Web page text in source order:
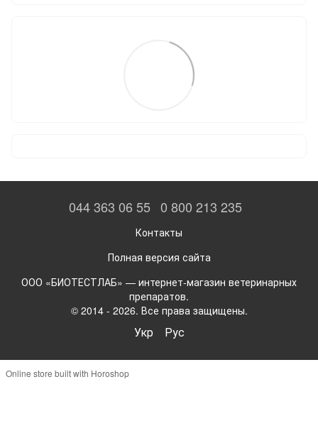
044 363 06 55 0 800 213 235
Контакты
Полная версия сайта
ООО «БИОТЕСТЛАБ» — интернет-магазин ветеринарных
препаратов.
© 2014 - 2026. Все права защищены.
Укр Рус
Online store built with Horoshop